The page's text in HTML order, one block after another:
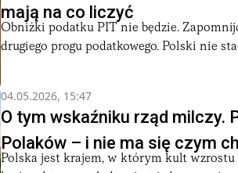
mają na co liczyć
Obniżki podatku PIT nie będzie.
drugiego progu podatkowego. Polski nie
04.05.2026, 15:47
O tym wskaźniku rząd milczy.
Polaków – i nie ma się czym
Polska jest krajem, w którym kult wzrostu